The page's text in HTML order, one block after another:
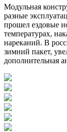
Модульная
разные
прошел ездовые
температурах,
нареканий. В
зимний пакет,
дополнительная